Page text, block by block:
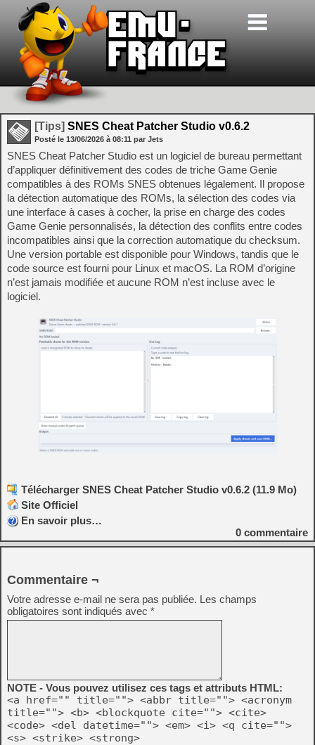
[Tips] SNES Cheat Patcher Studio v0.6.2
Posté le 13/06/2026 à 08:11 par Jets
SNES Cheat Patcher Studio est un logiciel de bureau permettant
d’appliquer définitivement des codes de triche Game Genie
compatibles à des ROMs SNES obtenues légalement. Il propose
la détection automatique des ROMs, la sélection des codes via
une interface à cases à cocher, la prise en charge des codes
Game Genie personnalisés, la détection des conflits entre codes
incompatibles ainsi que la correction automatique du checksum.
Une version portable est disponible pour Windows, tandis que le
code source est fourni pour Linux et macOS. La ROM d’origine
n’est jamais modifiée et aucune ROM n’est incluse avec le
logiciel.
Télécharger SNES Cheat Patcher Studio v0.6.2 (11.9 Mo)
Site Officiel
En savoir plus…
0 commentaire
Commentaire ¬
Votre adresse e-mail ne sera pas publiée. Les champs
obligatoires sont indiqués avec *
NOTE - Vous pouvez utilisez ces tags et attributs HTML:
<a href="" title=""> <abbr title=""> <acronym
title=""> <b> <blockquote cite=""> <cite>
<code> <del datetime=""> <em> <i> <q cite="">
<s> <strike> <strong>